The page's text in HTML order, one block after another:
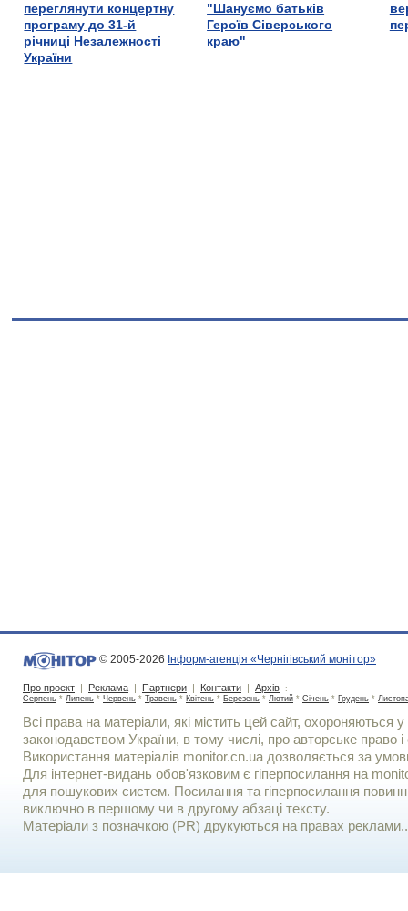
переглянути концертну
програму до 31-й
річниці Незалежності
України
"Шануємо батьків
Героїв Сіверського
краю"
© 2005-2026 Інформ-агенція «Чернігівський монітор»
Про проект | Реклама | Партнери | Контакти | Архів :
Серпень * Липень * Червень * Травень * Квітень * Березень * Лютий * Січень * Грудень *
Всі права на матеріали, які містить цей сайт, охороняються у
законодавством України, в тому числі, про авторське право і
Використання матерiалiв monitor.cn.ua дозволяється за
Для iнтернет-видань обов'язковим є гiперпосилання на
для пошукових систем. Посилання та гіперпосилання
виключно в першому чи в другому абзаці тексту.
Матеріали з позначкою (PR) друкуються на правах реклами..